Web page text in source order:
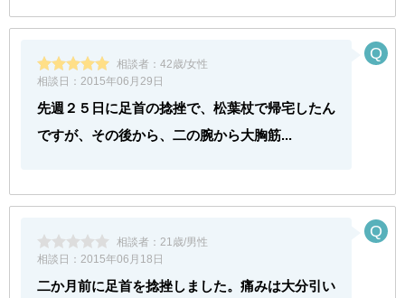
相談者： 42歳/女性
相談日： 2015年06月29日
先週２５日に足首の捻挫で、松葉杖で帰宅したん
ですが、その後から、二の腕から大胸筋...
相談者： 21歳/男性
相談日： 2015年06月18日
二か月前に足首を捻挫しました。痛みは大分引い